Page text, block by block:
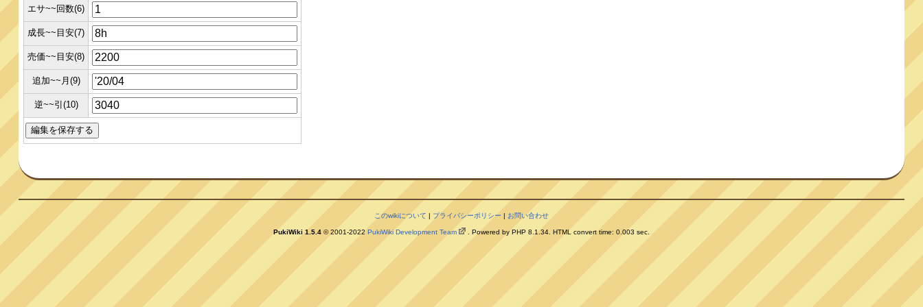
エサ~~回数(6)
成長~~目安(7)
売価~~目安(8)
追加~~月(9)
逆~~引(10)
このwikiについて | プライバシーポリシー | お問い合わせ
PukiWiki 1.5.4 © 2001-2022 PukiWiki Development Team . Powered by PHP 8.1.34. HTML convert time: 0.003 sec.